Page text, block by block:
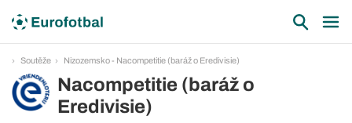
Soutěže Nizozemsko - Nacompetitie (baráž o Eredivisie)
Nacompetitie (baráž o
Eredivisie)